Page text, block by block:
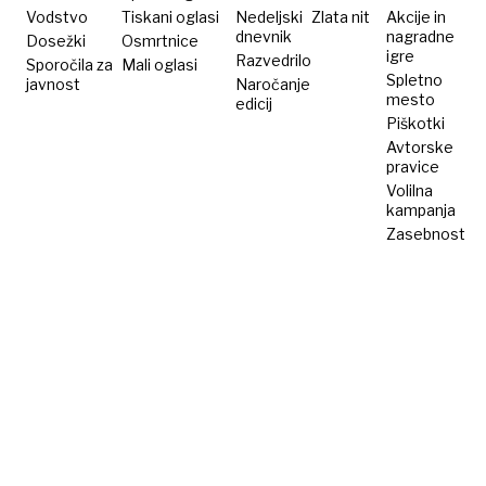
ne
potočite
niti
Vodstvo
Dosežki
Sporočila za
javnost
Tiskani oglasi
Osmrtnice
Mali oglasi
Nedeljski
dnevnik
Razvedrilo
Naročanje
edicij
Zlata nit
Akcije in
nagradne
igre
Spletno
mesto
Piškotki
Avtorske
pravice
Volilna
kampanja
Zasebnost